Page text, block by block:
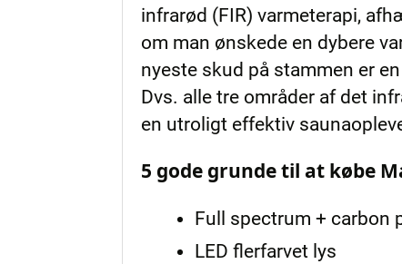
infrarød (FIR) varmeterapi,
om man ønskede en dybere
nyeste skud på stammen er
Dvs. alle tre områder af det
en utroligt effektiv
5 gode grunde til at købe
Full spectrum + carbon
LED flerfarvet lys